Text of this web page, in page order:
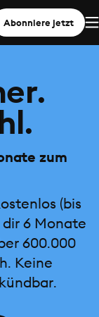
Abonniere jetzt
zum
(bis
6 Monate
600.000
Keine